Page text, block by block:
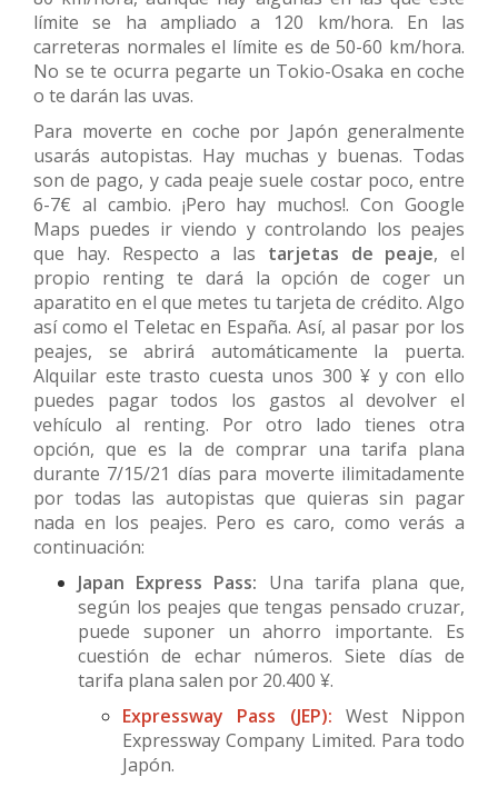
límite se ha ampliado a 120 km/hora. En las
carreteras normales el límite es de 50-60 km/hora.
No se te ocurra pegarte un Tokio-Osaka en coche
o te darán las uvas.
Para moverte en coche por Japón generalmente
usarás autopistas. Hay muchas y buenas. Todas
son de pago, y cada peaje suele costar poco, entre
6-7€ al cambio. ¡Pero hay muchos!. Con Google
Maps puedes ir viendo y controlando los peajes
que hay. Respecto a las tarjetas de peaje, el
propio renting te dará la opción de coger un
aparatito en el que metes tu tarjeta de crédito. Algo
así como el Teletac en España. Así, al pasar por los
peajes, se abrirá automáticamente la puerta.
Alquilar este trasto cuesta unos 300 ¥ y con ello
puedes pagar todos los gastos al devolver el
vehículo al renting. Por otro lado tienes otra
opción, que es la de comprar una tarifa plana
durante 7/15/21 días para moverte ilimitadamente
por todas las autopistas que quieras sin pagar
nada en los peajes. Pero es caro, como verás a
continuación:
Japan Express Pass: Una tarifa plana que,
según los peajes que tengas pensado cruzar,
puede suponer un ahorro importante. Es
cuestión de echar números. Siete días de
tarifa plana salen por 20.400 ¥.
Expressway Pass (JEP): West Nippon
Expressway Company Limited. Para todo
Japón.